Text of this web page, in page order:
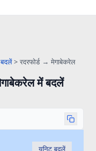
> रदरफोर्ड → मेगाबेकरेल
में बदलें
यूनिट बदलें